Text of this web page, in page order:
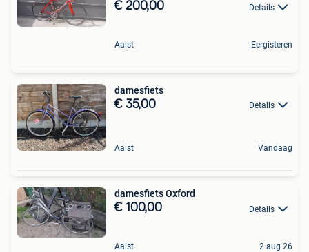
€ 200,00 Details
Aalst Eergisteren
damesfiets
€ 35,00 Details
Aalst Vandaag
damesfiets Oxford
€ 100,00 Details
Aalst 2 aug 26